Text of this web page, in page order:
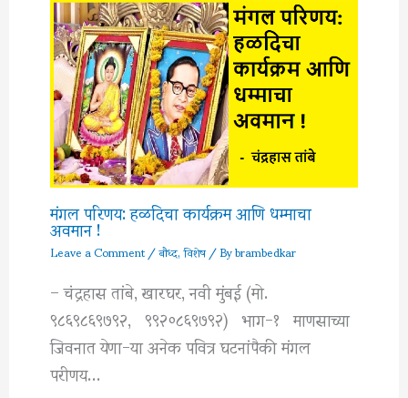
मंगल परिणय: हळदिचा कार्यक्रम आणि धम्माचा
अवमान !
Leave a Comment/बौध्द,विशेष/ Bybrambedkar
– चंद्रहास तांबे, खारघर, नवी मुंबई (मो.
९८६९८६९७९२, ९९२०८६९७९२) भाग-१ माणसाच्या
जिवनात येणा-या अनेक पवित्र घटनांपैकी मंगल
परीणय…